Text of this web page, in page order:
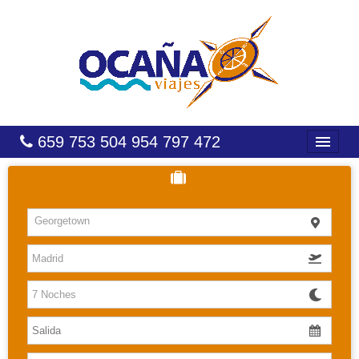
659 753 504 954 797 472
HOTELES
COSTAS
CARIBE
CANARIAS
BALEARES
Georgetown